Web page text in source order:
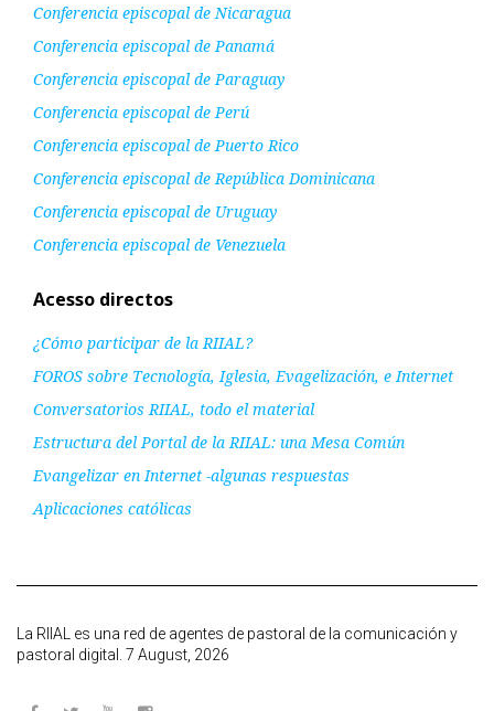
Conferencia episcopal de Nicaragua
Conferencia episcopal de Panamá
Conferencia episcopal de Paraguay
Conferencia episcopal de Perú
Conferencia episcopal de Puerto Rico
Conferencia episcopal de República Dominicana
Conferencia episcopal de Uruguay
Conferencia episcopal de Venezuela
Acesso directos
¿Cómo participar de la RIIAL?
FOROS sobre Tecnología, Iglesia, Evagelización, e Internet
Conversatorios RIIAL, todo el material
Estructura del Portal de la RIIAL: una Mesa Común
Evangelizar en Internet -algunas respuestas
Aplicaciones católicas
La RIIAL es una red de agentes de pastoral de la comunicación y
pastoral digital. 7 August, 2026